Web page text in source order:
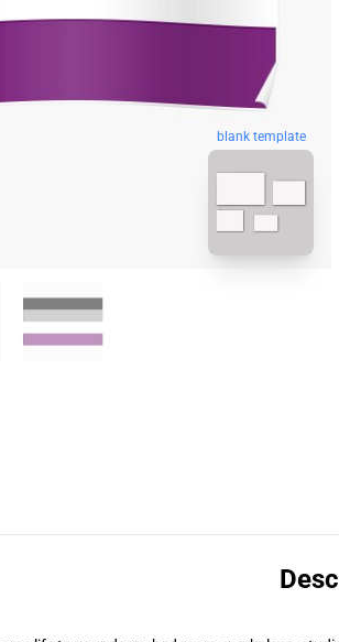
blank template